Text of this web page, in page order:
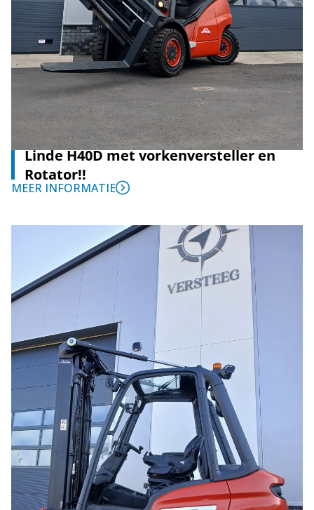
Linde H40D met vorkenversteller en
Rotator!!
MEER INFORMATIE